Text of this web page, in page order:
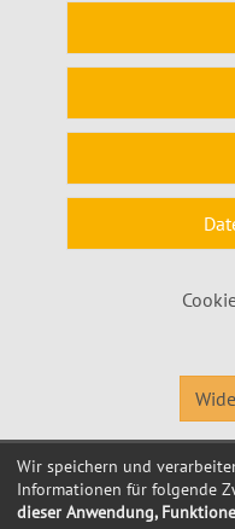
© 2026 Kubus Software
Wir speichern und
Informationen für folgende
dieser Anwendung,